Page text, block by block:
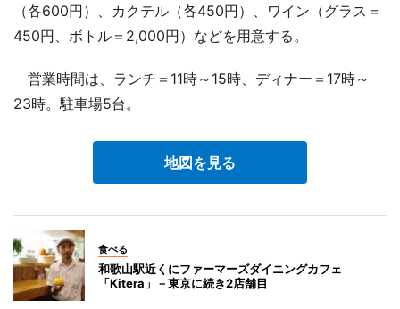
（各600円）、カクテル（各450円）、ワイン（グラス＝
450円、ボトル＝2,000円）などを用意する。
営業時間は、ランチ＝11時～15時、ディナー＝17時～
23時。駐車場5台。
地図を見る
食べる
和歌山駅近くにファーマーズダイニングカフェ
「Kitera」－東京に続き2店舗目